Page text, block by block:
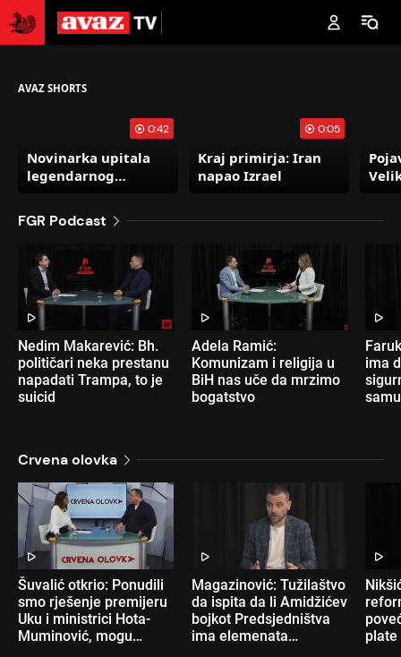
AVAZ SHORTS
0:42
Novinarka upitala
legendarnog
remi protiv Maroka
ravan porazu:
reakciju
0:05
Kraj primirja: Iran
napao Izrael
FGR Podcast
Nedim Makarević: Bh.
političari neka prestanu
napadati Trampa, to je
suicid
Adela Ramić:
Komunizam i religija u
BiH nas uče da mrzimo
bogatstvo
ima
Crvena olovka
Šuvalić otkrio: Ponudili
smo rješenje premijeru
Uku i ministrici Hota-
Muminović, mogu
Magazinović: Tužilaštvo
da ispita da li Amidžićev
bojkot Predsjedništva
ima elemenata
plate